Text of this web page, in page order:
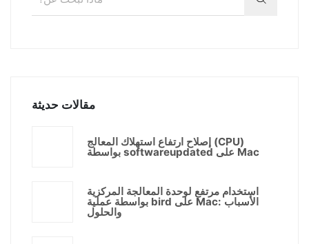
مقالات حديثة
إصلاح ارتفاع استهلاك المعالج (CPU)
بواسطة softwareupdated على Mac
استخدام مرتفع لوحدة المعالجة المركزية
بواسطة عملية bird على Mac: الأسباب
والحلول